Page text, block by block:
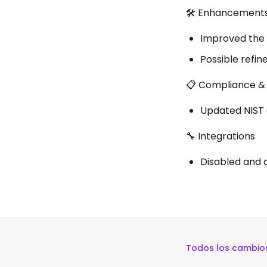
🛠
Improved
Possible
📋 Compliance
Updated
🔧 Integrations
Disabled and
Todos los